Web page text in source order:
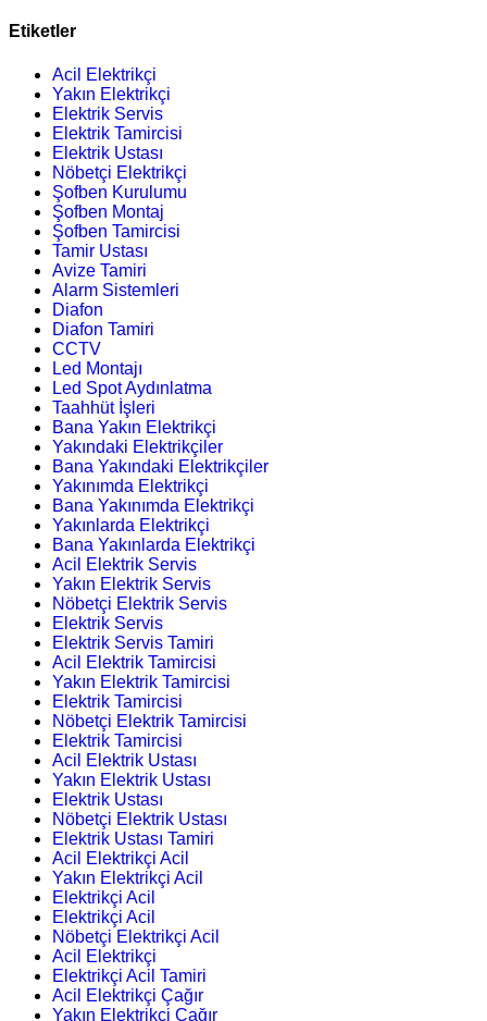
Etiketler
Acil Elektrikçi
Yakın Elektrikçi
Elektrik Servis
Elektrik Tamircisi
Elektrik Ustası
Nöbetçi Elektrikçi
Şofben Kurulumu
Şofben Montaj
Şofben Tamircisi
Tamir Ustası
Avize Tamiri
Alarm Sistemleri
Diafon
Diafon Tamiri
CCTV
Led Montajı
Led Spot Aydınlatma
Taahhüt İşleri
Bana Yakın Elektrikçi
Yakındaki Elektrikçiler
Bana Yakındaki Elektrikçiler
Yakınımda Elektrikçi
Bana Yakınımda Elektrikçi
Yakınlarda Elektrikçi
Bana Yakınlarda Elektrikçi
Acil Elektrik Servis
Yakın Elektrik Servis
Nöbetçi Elektrik Servis
Elektrik Servis
Elektrik Servis Tamiri
Acil Elektrik Tamircisi
Yakın Elektrik Tamircisi
Elektrik Tamircisi
Nöbetçi Elektrik Tamircisi
Elektrik Tamircisi
Acil Elektrik Ustası
Yakın Elektrik Ustası
Elektrik Ustası
Nöbetçi Elektrik Ustası
Elektrik Ustası Tamiri
Acil Elektrikçi Acil
Yakın Elektrikçi Acil
Elektrikçi Acil
Elektrikçi Acil
Nöbetçi Elektrikçi Acil
Acil Elektrikçi
Elektrikçi Acil Tamiri
Acil Elektrikçi Çağır
Yakın Elektrikçi Çağır